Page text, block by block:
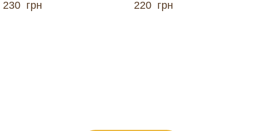
230 грн 220 грн